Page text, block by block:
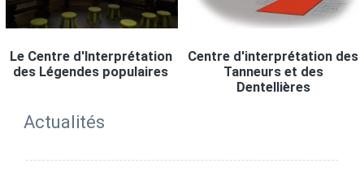
Le Centre d'Interprétation
des Légendes populaires
Centre d'interprétation des
Tanneurs et des
Dentellières
Actualités